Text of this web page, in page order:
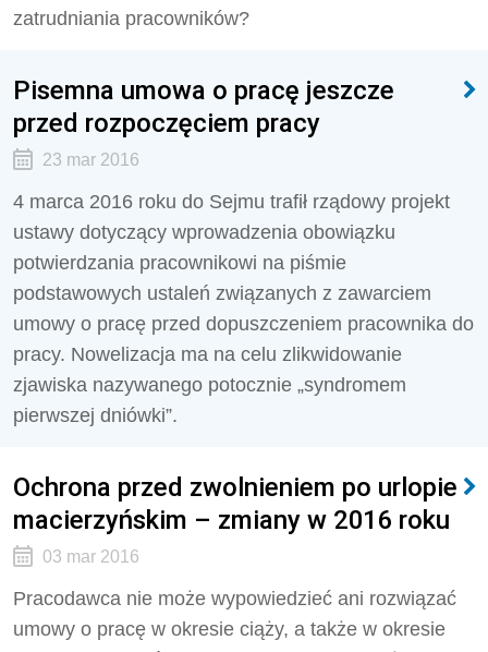
zatrudniania pracowników?
Pisemna umowa o pracę jeszcze
przed rozpoczęciem pracy
23 mar 2016
4 marca 2016 roku do Sejmu trafił rządowy projekt
ustawy dotyczący wprowadzenia obowiązku
potwierdzania pracownikowi na piśmie
podstawowych ustaleń związanych z zawarciem
umowy o pracę przed dopuszczeniem pracownika do
pracy. Nowelizacja ma na celu zlikwidowanie
zjawiska nazywanego potocznie „syndromem
pierwszej dniówki”.
Ochrona przed zwolnieniem po urlopie
macierzyńskim – zmiany w 2016 roku
03 mar 2016
Pracodawca nie może wypowiedzieć ani rozwiązać
umowy o pracę w okresie ciąży, a także w okresie